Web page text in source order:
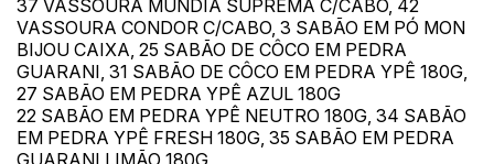
37 VASSOURA MUNDIA SUPREMA C/CABO, 42
VASSOURA CONDOR C/CABO, 3 SABÃO EM PÓ MON
BIJOU CAIXA, 25 SABÃO DE CÔCO EM PEDRA
GUARANI, 31 SABÃO DE CÔCO EM PEDRA YPÊ 180G,
27 SABÃO EM PEDRA YPÊ AZUL 180G
22 SABÃO EM PEDRA YPÊ NEUTRO 180G, 34 SABÃO
EM PEDRA YPÊ FRESH 180G, 35 SABÃO EM PEDRA